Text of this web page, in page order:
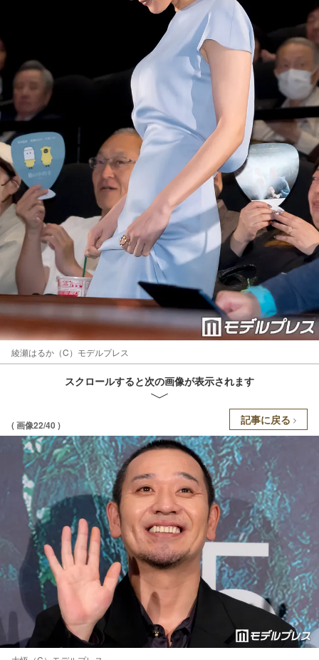
綾瀬はるか（C）モデルプレス
スクロールすると次の画像が表示されます
( 画像22/40 ) 記事に戻る